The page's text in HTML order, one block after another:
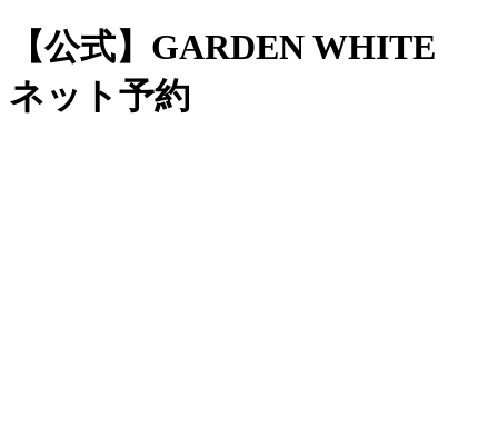
【公式】GARDEN WHITE
ネット予約